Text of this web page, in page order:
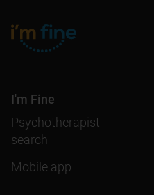
I'm Fine
Psychotherapist
search
Mobile app